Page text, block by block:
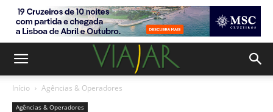
Início Agências & Operadores
Agências & Operadores